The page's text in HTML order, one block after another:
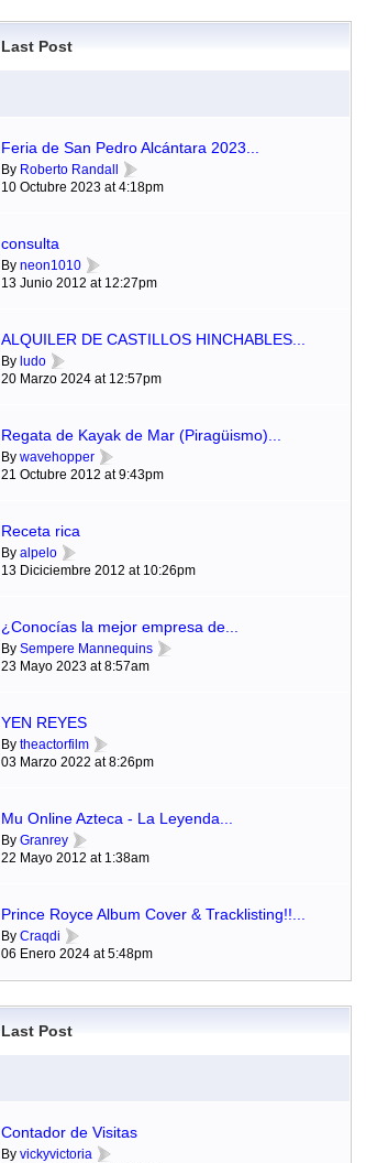
Last Post
Feria de San Pedro Alcántara 2023...
By Roberto Randall
10 Octubre 2023 at 4:18pm
consulta
By neon1010
13 Junio 2012 at 12:27pm
ALQUILER DE CASTILLOS HINCHABLES...
By ludo
20 Marzo 2024 at 12:57pm
Regata de Kayak de Mar (Piragüismo)...
By wavehopper
21 Octubre 2012 at 9:43pm
Receta rica
By alpelo
13 Diciciembre 2012 at 10:26pm
¿Conocías la mejor empresa de...
By Sempere Mannequins
23 Mayo 2023 at 8:57am
YEN REYES
By theactorfilm
03 Marzo 2022 at 8:26pm
Mu Online Azteca - La Leyenda...
By Granrey
22 Mayo 2012 at 1:38am
Prince Royce Album Cover & Tracklisting!!...
By Craqdi
06 Enero 2024 at 5:48pm
Last Post
Contador de Visitas
By vickyvictoria